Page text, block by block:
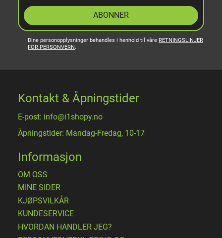
ABONNER
Dine personopplysninger behandles i henhold til våre RETNINGSLINJER
FOR PERSONVERN.
Kontakt & Åpningstider
E-post: info@i1shopy.no
Åpningstider: Mandag-Fredag, 10-17
Informasjon
OM OSS
MINE SIDER
​KJØPSVILKÅR
KUNDESERVICE
HVORDAN HANDLER JEG?